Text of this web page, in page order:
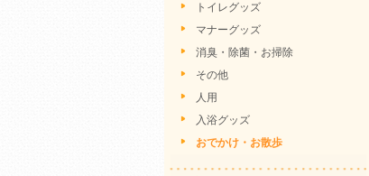
トイレグッズ
マナーグッズ
消臭・除菌・お掃除
その他
人用
入浴グッズ
おでかけ・お散歩